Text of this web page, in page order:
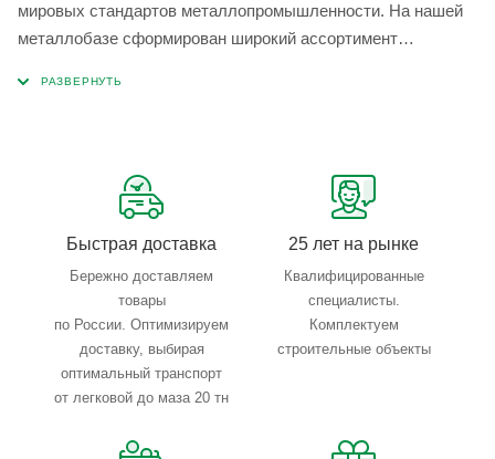
мировых стандартов металлопромышленности. На нашей
металлобазе сформирован широкий ассортимент
Быстрая доставка
Бережно доставляем
товары
по России. Оптимизируем
доставку, выбирая
оптимальный транспорт
от легковой до маза 20 тн
25 лет на рынке
Квалифицированные
специалисты.
Комплектуем
строительные объекты